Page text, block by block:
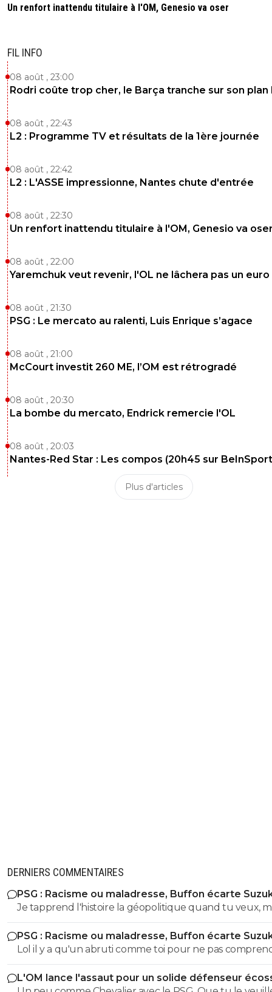
Un renfort inattendu titulaire à l'OM, Genesio va oser
FIL INFO
08 août , 23:00
Rodri coûte trop cher, le Barça tranche sur son plan
08 août , 22:43
L2 : Programme TV et résultats de la 1ère journée
08 août , 22:42
L2 : L'ASSE impressionne, Nantes chute d'entrée
08 août , 22:30
Un renfort inattendu titulaire à l'OM, Genesio va
08 août , 22:00
Yaremchuk veut revenir, l'OL ne lâchera pas un euro
08 août , 21:30
PSG : Le mercato au ralenti, Luis Enrique s’agace
08 août , 21:00
McCourt investit 260 ME, l’OM est rétrogradé
08 août , 20:30
La bombe du mercato, Endrick remercie l'OL
08 août , 20:03
Nantes-Red Star : Les compos (20h45 sur
Plus d'articles
DERNIERS COMMENTAIRES
PSG : Racisme ou maladresse, Buffon écarte
Je tapprend l'histoire la géopolitique quand tu veux,
déjà commence a apprendre et a comprendre un texte
simple parceque visiblement t'as eu du mal avec le
88 🤣😂🫵 On verra pour le reste ensuite si t'es sage
PSG : Racisme ou maladresse, Buffon écarte
Lol il y a qu'un abruti comme toi pour ne pas
que je parlais des numero de maillot 88.. meme le dernier
des cretin l'avais compris... surtout que cetait le sujet
L'OM lance l'assaut pour un solide défenseur